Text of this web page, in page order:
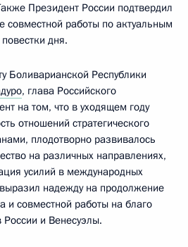
Президент России подтвердил
совместной работы по актуальным
дня.
Боливарианской Республики
, глава Российского
на том, что в уходящем году
отношений стратегического
плодотворно развивалось
на различных направлениях,
усилий в международных
надежду на продолжение
и совместной работы на благо
и Венесуэлы.